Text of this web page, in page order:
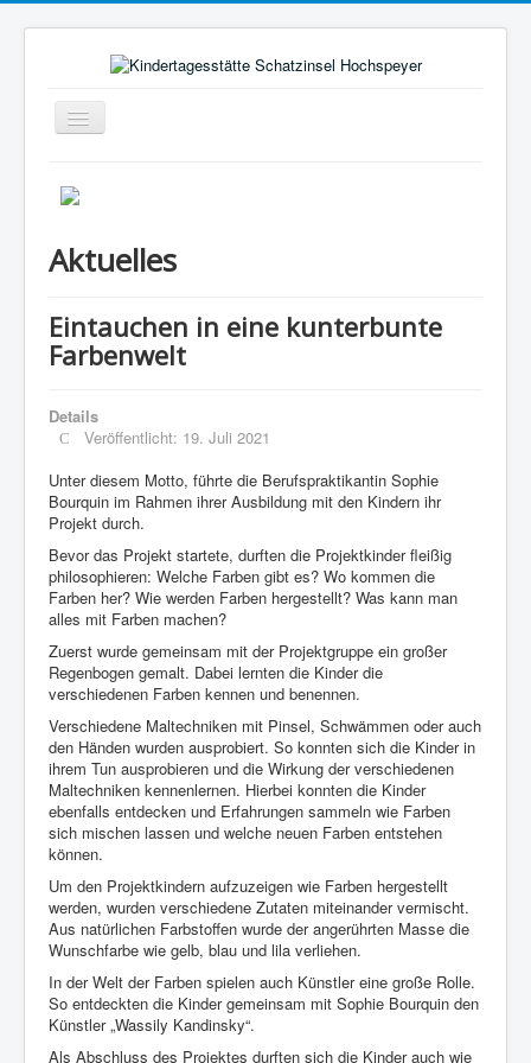
Navigation
an/aus
Rahmenbedingungen
Elternausschuss
Träger
Hochspeyer
Aktuelles
Eintauchen in eine kunterbunte
Farbenwelt
Details
Veröffentlicht: 19. Juli 2021
Unter diesem Motto, führte die Berufspraktikantin Sophie
Bourquin im Rahmen ihrer Ausbildung mit den Kindern ihr
Projekt durch.
Bevor das Projekt startete, durften die Projektkinder fleißig
philosophieren: Welche Farben gibt es? Wo kommen die
Farben her? Wie werden Farben hergestellt? Was kann man
alles mit Farben machen?
Zuerst wurde gemeinsam mit der Projektgruppe ein großer
Regenbogen gemalt. Dabei lernten die Kinder die
verschiedenen Farben kennen und benennen.
Verschiedene Maltechniken mit Pinsel, Schwämmen oder auch
den Händen wurden ausprobiert. So konnten sich die Kinder in
ihrem Tun ausprobieren und die Wirkung der verschiedenen
Maltechniken kennenlernen. Hierbei konnten die Kinder
ebenfalls entdecken und Erfahrungen sammeln wie Farben
sich mischen lassen und welche neuen Farben entstehen
können.
Um den Projektkindern aufzuzeigen wie Farben hergestellt
werden, wurden verschiedene Zutaten miteinander vermischt.
Aus natürlichen Farbstoffen wurde der angerührten Masse die
Wunschfarbe wie gelb, blau und lila verliehen.
In der Welt der Farben spielen auch Künstler eine große Rolle.
So entdeckten die Kinder gemeinsam mit Sophie Bourquin den
Künstler „Wassily Kandinsky“.
Als Abschluss des Projektes durften sich die Kinder auch wie